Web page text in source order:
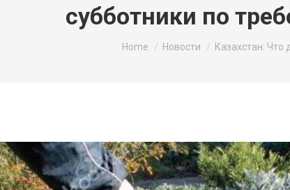
субботники по
You are here:
Home Новости Казахстан: Что